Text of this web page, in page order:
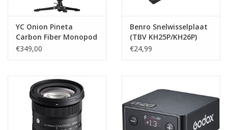
YC Onion Pineta
Carbon Fiber Monopod
2.0 met Pedal Base
€349,00
Benro Snelwisselplaat
(TBV KH25P/KH26P)
(QR15)
€24,99